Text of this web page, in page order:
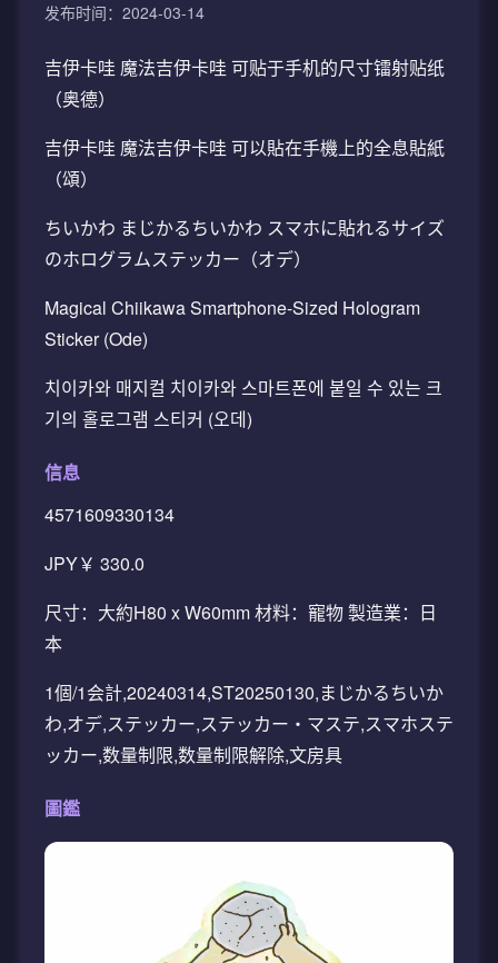
发布时间：2024-03-14
吉伊卡哇 魔法吉伊卡哇 可贴于手机的尺寸镭射贴纸
（奥德）
吉伊卡哇 魔法吉伊卡哇 可以貼在手機上的全息貼紙
（頌）
ちいかわ まじかるちいかわ スマホに貼れるサイズ
のホログラムステッカー（オデ）
Magical Chiikawa Smartphone-Sized Hologram
Sticker (Ode)
치이카와 매지컬 치이카와 스마트폰에 붙일 수 있는 크
기의 홀로그램 스티커 (오데)
信息
4571609330134
JPY￥ 330.0
尺寸：大約H80 x W60mm 材料：寵物 製造業：日
本
1個/1会計,20240314,ST20250130,まじかるちいか
わ,オデ,ステッカー,ステッカー・マステ,スマホステ
ッカー,数量制限,数量制限解除,文房具
圖鑑